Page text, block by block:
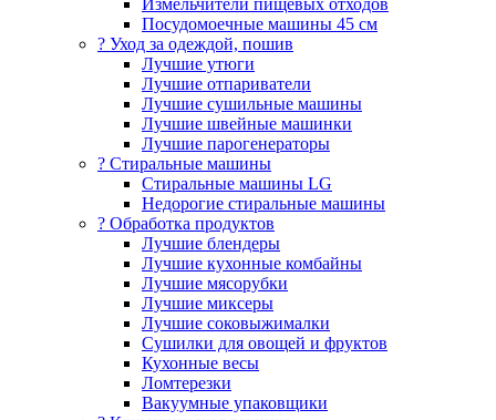
Посудомоечные машины 45 см
? Уход за одеждой, пошив
Лучшие утюги
Лучшие отпариватели
Лучшие сушильные машины
Лучшие швейные машинки
Лучшие парогенераторы
? Стиральные машины
Стиральные машины LG
Недорогие стиральные машины
? Обработка продуктов
Лучшие блендеры
Лучшие кухонные комбайны
Лучшие мясорубки
Лучшие миксеры
Лучшие соковыжималки
Сушилки для овощей и фруктов
Кухонные весы
Ломтерезки
Вакуумные упаковщики